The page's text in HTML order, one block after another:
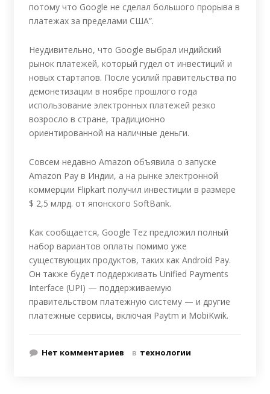
потому что Google не сделал большого прорыва в
платежах за пределами США”.
Неудивительно, что Google выбрал индийский
рынок платежей, который гудел от инвестиций и
новых стартапов. После усилий правительства по
демонетизации в ноябре прошлого года
использование электронных платежей резко
возросло в стране, традиционно
ориентированной на наличные деньги.
Совсем недавно Amazon объявила о запуске
Amazon Pay в Индии, а на рынке электронной
коммерции Flipkart получил инвестиции в размере
$ 2,5 млрд. от японского SoftBank.
Как сообщается, Google Tez предложил полный
набор вариантов оплаты помимо уже
существующих продуктов, таких как Android Pay.
Он также будет поддерживать Unified Payments
Interface (UPI) — поддерживаемую
правительством платежную систему — и другие
платежные сервисы, включая Paytm и MobiKwik.
Нет комментариев в технологии